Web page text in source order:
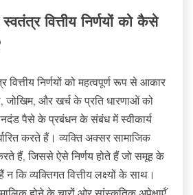
वित्तीय निर्णयों को कैसे
वित्तीय निर्णयों को महत्वपूर्ण रूप से आकार
जोखिम, और खर्च के प्रति धारणाओं को
पैसे के प्रबंधन के संबंध में स्वीकार्य
करते हैं। व्यक्ति अक्सर सामाजिक
हैं, जिससे ऐसे निर्णय होते हैं जो समूह के
कि व्यक्तिगत वित्तीय लक्ष्यों के साथ।